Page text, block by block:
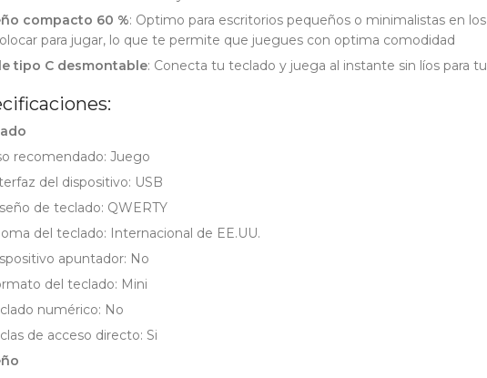
compacto 60 %: Optimo para escritorios pequeños o minimalistas en
para jugar, lo que te permite que juegues con optima comodidad
tipo C desmontable: Conecta tu teclado y juega al instante sin líos para
recomendado: Juego
del dispositivo: USB
de teclado: QWERTY
del teclado: Internacional de EE.UU.
apuntador: No
del teclado: Mini
numérico: No
de acceso directo: Si